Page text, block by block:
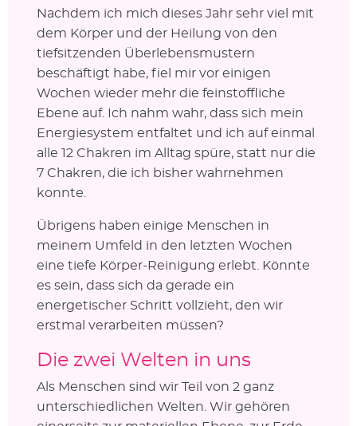
Nachdem ich mich dieses Jahr sehr viel mit
dem Körper und der Heilung von den
tiefsitzenden Überlebensmustern
beschäftigt habe, fiel mir vor einigen
Wochen wieder mehr die feinstoffliche
Ebene auf. Ich nahm wahr, dass sich mein
Energiesystem entfaltet und ich auf einmal
alle 12 Chakren im Alltag spüre, statt nur die
7 Chakren, die ich bisher wahrnehmen
konnte.
Übrigens haben einige Menschen in
meinem Umfeld in den letzten Wochen
eine tiefe Körper-Reinigung erlebt. Könnte
es sein, dass sich da gerade ein
energetischer Schritt vollzieht, den wir
erstmal verarbeiten müssen?
Die zwei Welten in uns
Als Menschen sind wir Teil von 2 ganz
unterschiedlichen Welten. Wir gehören